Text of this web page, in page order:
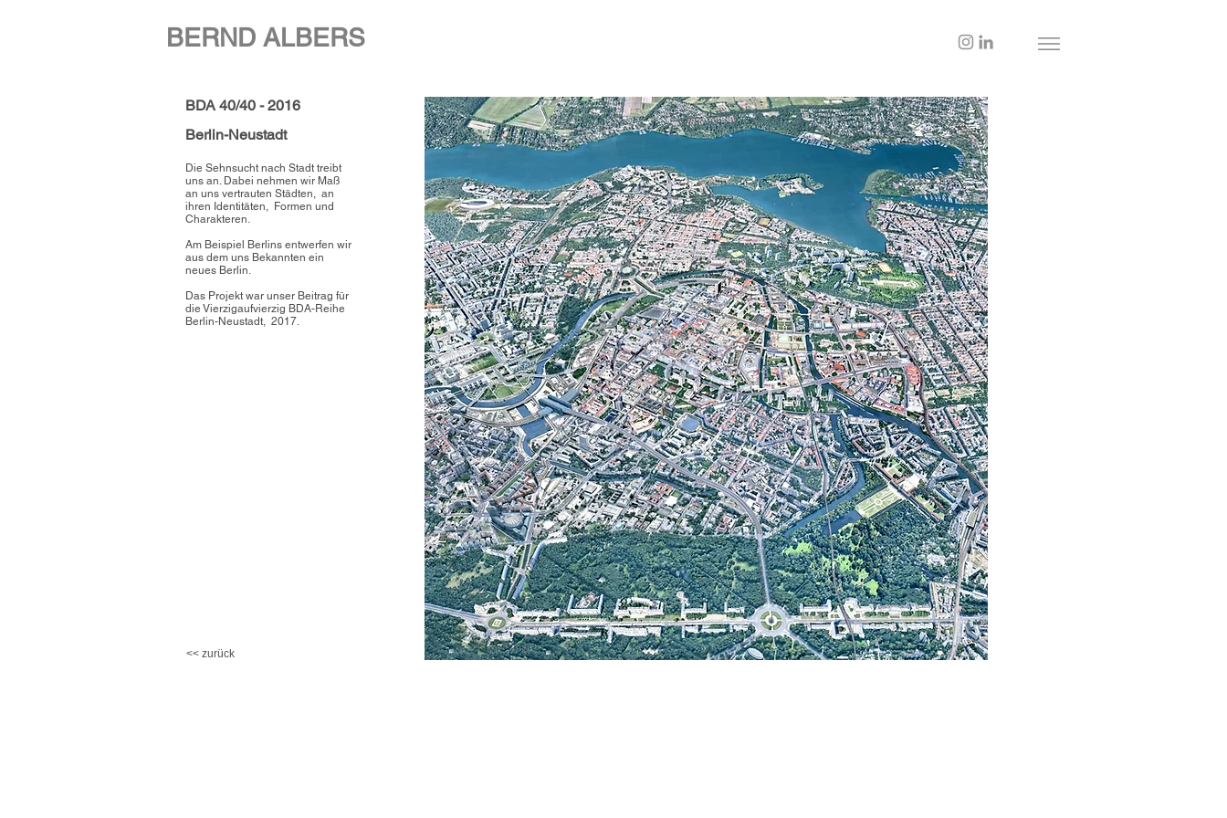
BERND ALBERS
BDA 40/40 - 2016
Berlin-Neustadt
Die Sehnsucht nach Stadt treibt
uns an. Dabei nehmen wir Maß
an uns vertrauten Städten, an
ihren Identitäten, Formen und
Charakteren.
Am Beispiel Berlins entwerfen wir
aus dem uns Bekannten ein
neues Berlin.
Das Projekt war unser Beitrag für
die Vierzigaufvierzig BDA-Reihe
Berlin-Neustadt, 2017.
<< zurück